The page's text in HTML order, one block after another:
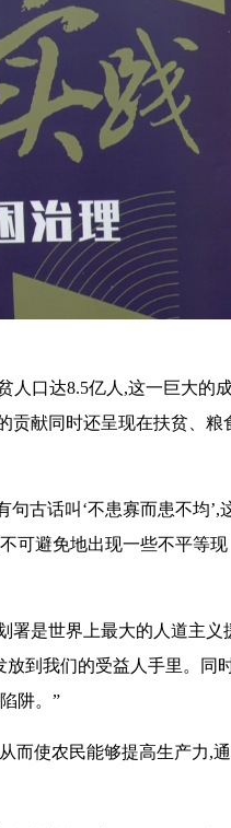
人口达8.5亿人,这一巨大的
贡献同时还呈现在扶贫、粮
古话叫‘不患寡而患不均’,
可避免地出现一些不平等现
署是世界上最大的人道主义
到我们的受益人手里。同
阱。”
而使农民能够提高生产力,